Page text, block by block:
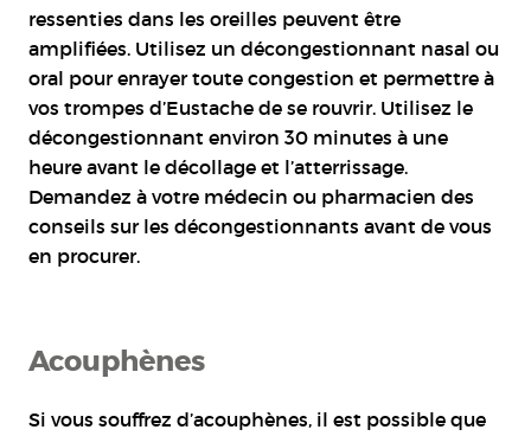
ressenties dans les oreilles peuvent être
amplifiées. Utilisez un décongestionnant nasal ou
oral pour enrayer toute congestion et permettre à
vos trompes d’Eustache de se rouvrir. Utilisez le
décongestionnant environ 30 minutes à une
heure avant le décollage et l’atterrissage.
Demandez à votre médecin ou pharmacien des
conseils sur les décongestionnants avant de vous
en procurer.
Acouphènes
Si vous souffrez d’acouphènes, il est possible que